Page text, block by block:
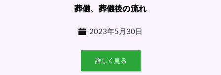
葬儀、葬儀後の流れ
2023年5月30日
詳しく見る